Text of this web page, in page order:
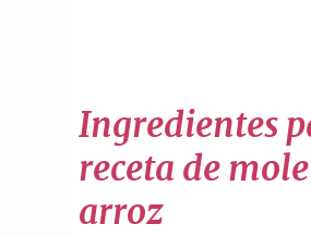
Ingredientes
receta de
arroz